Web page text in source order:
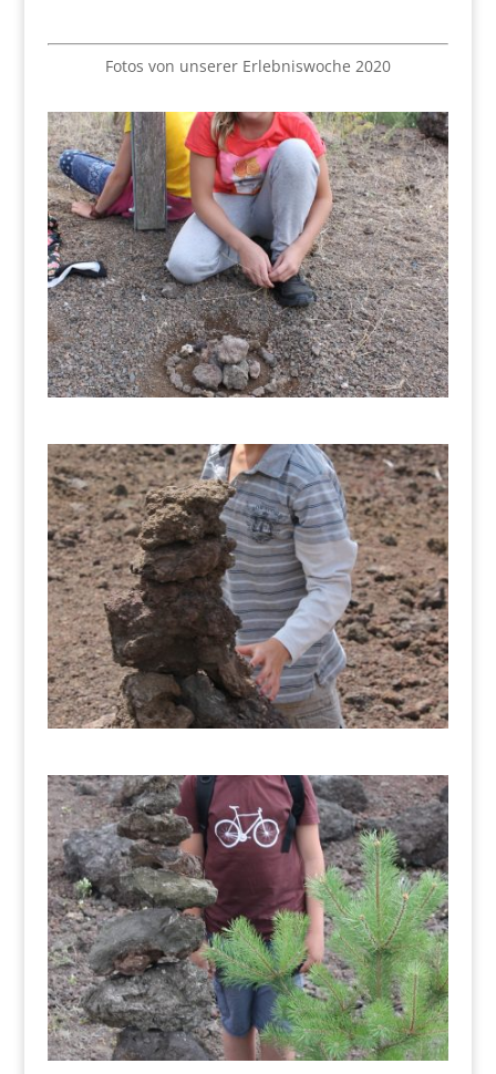
Fotos von unserer Erlebniswoche 2020